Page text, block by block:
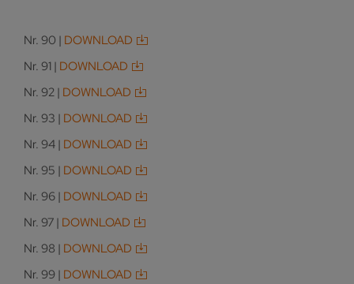
Nr. 90 | DOWNLOAD
Nr. 91 | DOWNLOAD
Nr. 92 | DOWNLOAD
Nr. 93 | DOWNLOAD
Nr. 94 | DOWNLOAD
Nr. 95 | DOWNLOAD
Nr. 96 | DOWNLOAD
Nr. 97 | DOWNLOAD
Nr. 98 | DOWNLOAD
Nr. 99 | DOWNLOAD